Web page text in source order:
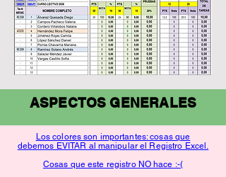
ASPECTOS GENERALES
Los colores son importantes: cosas que
debemos EVITAR al manipular el Registro Excel.
Cosas que este registro NO hace :-(